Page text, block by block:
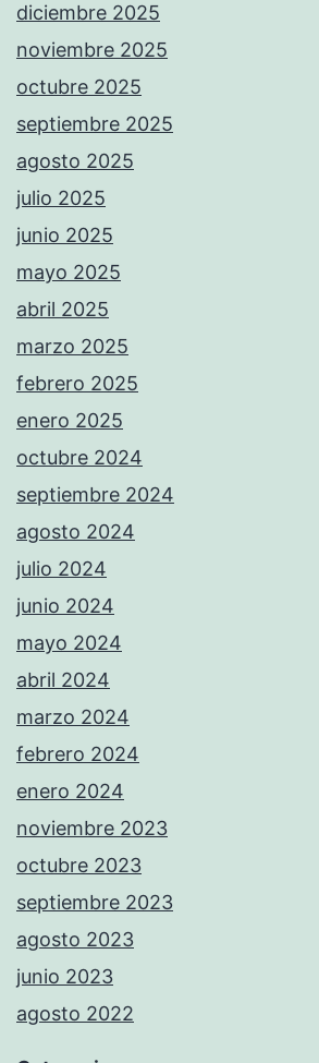
diciembre 2025
noviembre 2025
octubre 2025
septiembre 2025
agosto 2025
julio 2025
junio 2025
mayo 2025
abril 2025
marzo 2025
febrero 2025
enero 2025
octubre 2024
septiembre 2024
agosto 2024
julio 2024
junio 2024
mayo 2024
abril 2024
marzo 2024
febrero 2024
enero 2024
noviembre 2023
octubre 2023
septiembre 2023
agosto 2023
junio 2023
agosto 2022